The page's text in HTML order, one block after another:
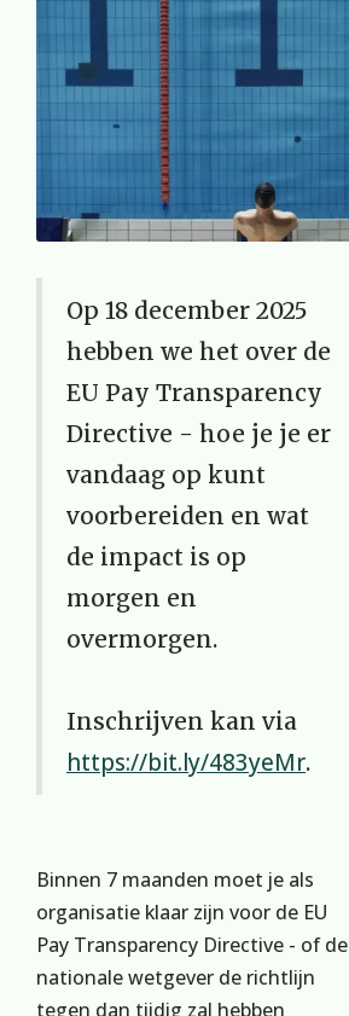
Op 18 december 2025
hebben we het over de
EU Pay Transparency
Directive - hoe je je er
vandaag op kunt
voorbereiden en wat
de impact is op
morgen en
overmorgen.
Inschrijven kan via
https://bit.ly/483yeMr.
Binnen 7 maanden moet je als
organisatie klaar zijn voor de EU
Pay Transparency Directive - of de
nationale wetgever de richtlijn
tegen dan tijdig zal hebben